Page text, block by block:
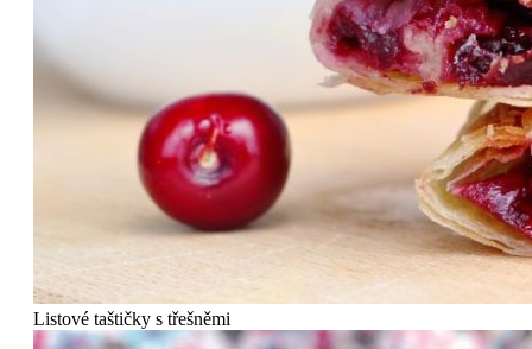
Listové taštičky s třešněmi